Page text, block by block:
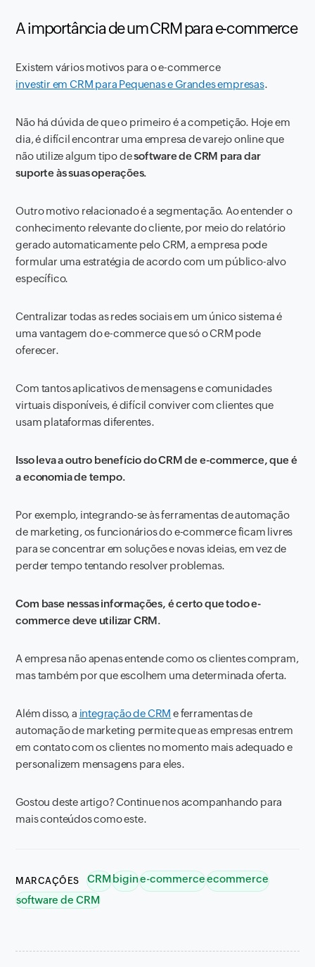
A importância de um CRM para e-commerce
Existem vários motivos para o e-commerce
investir em CRM para Pequenas e Grandes empresas.
Não há dúvida de que o primeiro é a competição. Hoje em
dia, é difícil encontrar uma empresa de varejo online que
não utilize algum tipo desoftware de CRM para dar
suporte às suas operações.
Outro motivo relacionado é a segmentação. Ao entender o
conhecimento relevante do cliente, por meio do relatório
gerado automaticamente pelo CRM, a empresa pode
formular uma estratégia de acordo com um público-alvo
específico.
Centralizar todas as redes sociais em um único sistema é
uma vantagem do e-commerce que só o CRM pode
oferecer.
Com tantos aplicativos de mensagens e comunidades
virtuais disponíveis, é difícil conviver com clientes que
usam plataformas diferentes.
Isso leva a outro benefício do CRM de e-commerce, que é
a economia de tempo.
Por exemplo, integrando-se às ferramentas de automação
de marketing, os funcionários do e-commerce ficam livres
para se concentrar em soluções e novas ideias, em vez de
perder tempo tentando resolver problemas.
Com base nessas informações, é certo que todo e-
commerce deve utilizar CRM.
A empresa não apenas entende como os clientes compram,
mas também por que escolhem uma determinada oferta.
Além disso, a integração de CRM e ferramentas de
automação de marketing permite que as empresas entrem
em contato com os clientes no momento mais adequado e
personalizem mensagens para eles.
Gostou deste artigo? Continue nos acompanhando para
mais conteúdos como este.
MARCAÇÕES CRMbigine-commerceecommerce
software de CRM